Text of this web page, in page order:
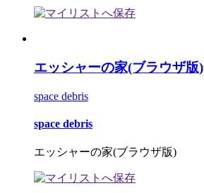
エッシャーの家(ブラウザ版)
space debris
space debris
エッシャーの家(ブラウザ版)